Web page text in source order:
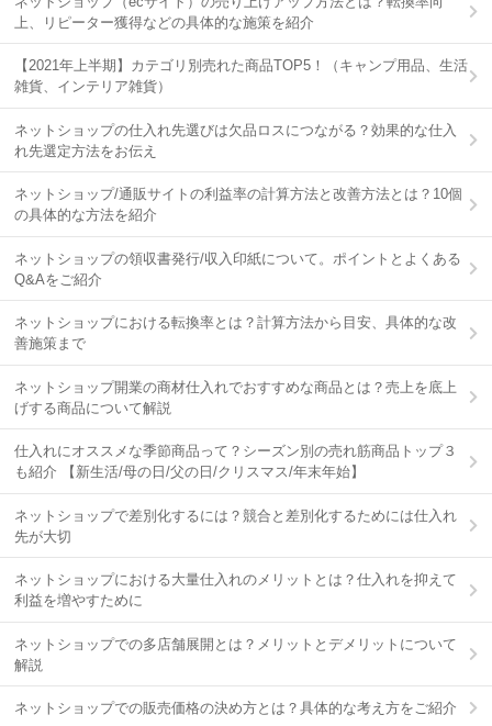
上、リピーター獲得などの具体的な施策を紹介
【2021年上半期】カテゴリ別売れた商品TOP5！（キャンプ用品、生活
雑貨、インテリア雑貨）
ネットショップの仕入れ先選びは欠品ロスにつながる？効果的な仕入
れ先選定方法をお伝え
ネットショップ/通販サイトの利益率の計算方法と改善方法とは？10個
の具体的な方法を紹介
ネットショップの領収書発行/収入印紙について。ポイントとよくある
Q&Aをご紹介
ネットショップにおける転換率とは？計算方法から目安、具体的な改
善施策まで
ネットショップ開業の商材仕入れでおすすめな商品とは？売上を底上
げする商品について解説
仕入れにオススメな季節商品って？シーズン別の売れ筋商品トップ３
も紹介 【新生活/母の日/父の日/クリスマス/年末年始】
ネットショップで差別化するには？競合と差別化するためには仕入れ
先が大切
ネットショップにおける大量仕入れのメリットとは？仕入れを抑えて
利益を増やすために
ネットショップでの多店舗展開とは？メリットとデメリットについて
解説
ネットショップでの販売価格の決め方とは？具体的な考え方をご紹介